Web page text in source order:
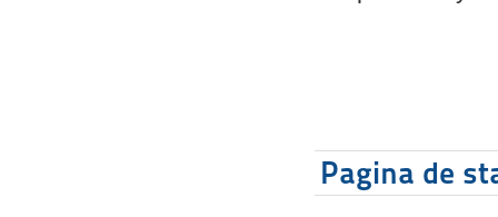
Pagina de